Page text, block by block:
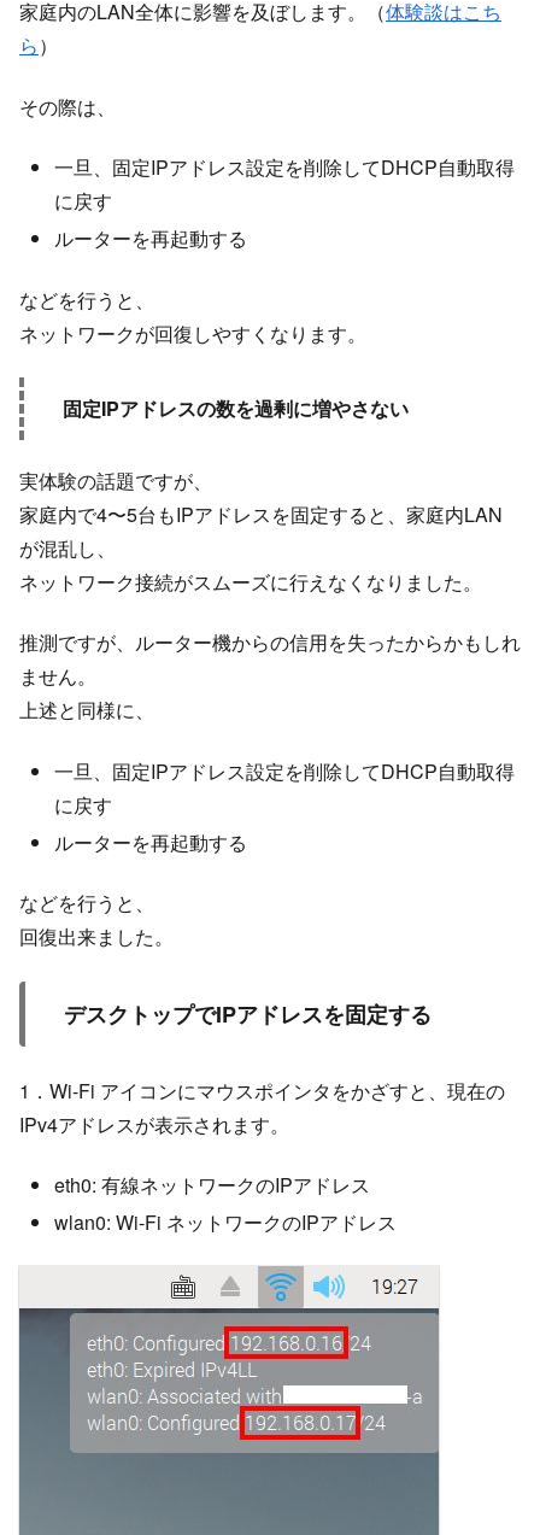
家庭内のLAN全体に影響を及ぼします。（体験談はこち
ら）
その際は、
一旦、固定IPアドレス設定を削除してDHCP自動取得
に戻す
ルーターを再起動する
などを行うと、
ネットワークが回復しやすくなります。
固定IPアドレスの数を過剰に増やさない
実体験の話題ですが、
家庭内で4〜5台もIPアドレスを固定すると、家庭内LAN
が混乱し、
ネットワーク接続がスムーズに行えなくなりました。
推測ですが、ルーター機からの信用を失ったからかもしれ
ません。
上述と同様に、
一旦、固定IPアドレス設定を削除してDHCP自動取得
に戻す
ルーターを再起動する
などを行うと、
回復出来ました。
デスクトップでIPアドレスを固定する
1．Wi-Fi アイコンにマウスポインタをかざすと、現在の
IPv4アドレスが表示されます。
eth0: 有線ネットワークのIPアドレス
wlan0: Wi-Fi ネットワークのIPアドレス